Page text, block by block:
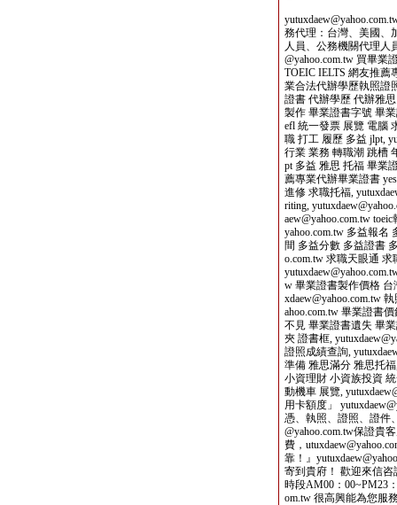
務代理：台灣、美國、
人員、公務機關代理人
@yahoo.com.tw 買畢業
TOEIC IELTS 網友推
業合法代辦學歷執照證
證書 代辦學歷 代辦雅
製作 畢業證書字號 畢業
efl 統一發票 展覽 電腦
職 打工 履歷 多益 jlpt,
行業 業務 轉職潮 跳槽
pt 多益 雅思 托福 畢業
薦專業代辦畢業證書
進修 求職托福,
riting,
aew@yahoo.com.tw
yahoo.com.tw 多益報
間 多益分數 多益證書
o.com.tw 求職天眼通
w 畢業證書製作價格
xdaew@yahoo.com.tw
ahoo.com.tw 畢業證書
不見 畢業證書遺失 畢業
夾 證書框,
證照成績查詢,
準備 雅思滿分 雅思托福
小資理財 小資族投資 統
動機車 展覽,
用卡額度」
憑、執照、證照、證件
@yahoo.com.tw保證貴
費，
靠！』
寄到貴府！ 歡迎來信咨
時段AM00：00~PM23
om.tw 很高興能為您服